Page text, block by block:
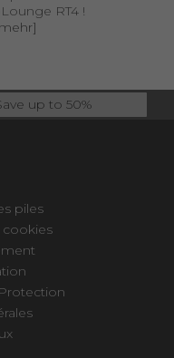
RT4 !
up to 50%
piles
cookies